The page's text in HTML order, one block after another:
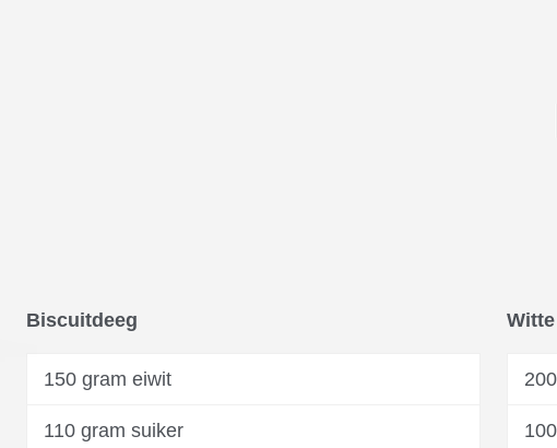
Biscuitdeeg
150 gram eiwit
110 gram suiker